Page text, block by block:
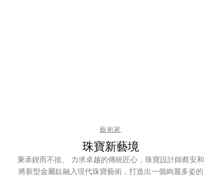
藝術家
珠寶新藝境
秉承鍥而不捨、 力求卓越的傳統匠心，珠寶設計師蔡安和
將新型金屬鈦融入現代珠寶藝術，打造出一個絢麗多姿的